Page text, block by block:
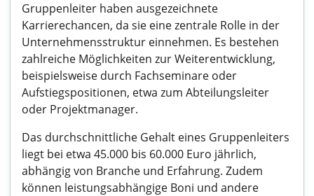
Gruppenleiter haben ausgezeichnete
Karrierechancen, da sie eine zentrale Rolle in der
Unternehmensstruktur einnehmen. Es bestehen
zahlreiche Möglichkeiten zur Weiterentwicklung,
beispielsweise durch Fachseminare oder
Aufstiegspositionen, etwa zum Abteilungsleiter
oder Projektmanager.
Das durchschnittliche Gehalt eines Gruppenleiters
liegt bei etwa 45.000 bis 60.000 Euro jährlich,
abhängig von Branche und Erfahrung. Zudem
können leistungsabhängige Boni und andere